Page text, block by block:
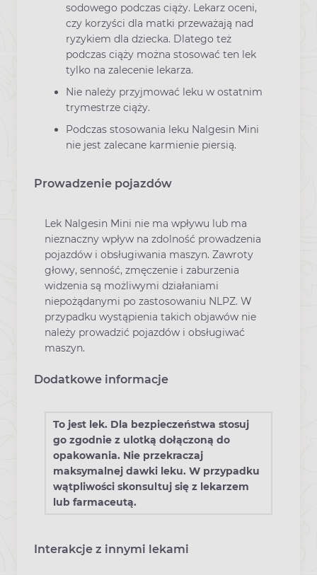
sodowego podczas ciąży. Lekarz oceni,
czy korzyści dla matki przeważają nad
ryzykiem dla dziecka. Dlatego też
podczas ciąży można stosować ten lek
tylko na zalecenie lekarza.
Nie należy przyjmować leku w ostatnim
trymestrze ciąży.
Podczas stosowania leku Nalgesin Mini
nie jest zalecane karmienie piersią.
Prowadzenie pojazdów
Lek Nalgesin Mini nie ma wpływu lub ma
nieznaczny wpływ na zdolność prowadzenia
pojazdów i obsługiwania maszyn. Zawroty
głowy, senność, zmęczenie i zaburzenia
widzenia są możliwymi działaniami
niepożądanymi po zastosowaniu NLPZ. W
przypadku wystąpienia takich objawów nie
należy prowadzić pojazdów i obsługiwać
maszyn.
Dodatkowe informacje
To jest lek. Dla bezpieczeństwa stosuj
go zgodnie z ulotką dołączoną do
opakowania. Nie przekraczaj
maksymalnej dawki leku. W przypadku
wątpliwości skonsultuj się z lekarzem
lub farmaceutą.
Interakcje z innymi lekami